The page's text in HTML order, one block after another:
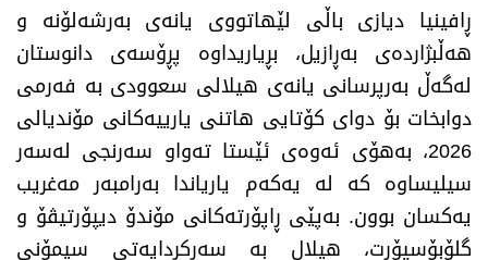
ڕافینیا دیازی باڵی لێهاتووی یانەی بەرشەلۆنە و
هەڵبژاردەی بەڕازیل، بڕیاریداوە پڕۆسەی دانوستان
لەگەڵ بەرپرسانی یانەی هیلالی سعوودی بە فەرمی
دوابخات بۆ دوای کۆتایی هاتنی یارییەکانی مۆندیالی
2026، بەهۆی ئەوەی ئێستا تەواو سەرنجی لەسەر
سیلیساوە کە لە یەکەم یاریاندا بەرامبەر مەغریب
یەکسان بوون. بەپێی ڕاپۆرتەکانی مۆندۆ دیپۆرتیڤۆ و
گلۆبۆسپۆرت، هیلال بە سەرکردایەتی سیمۆنی